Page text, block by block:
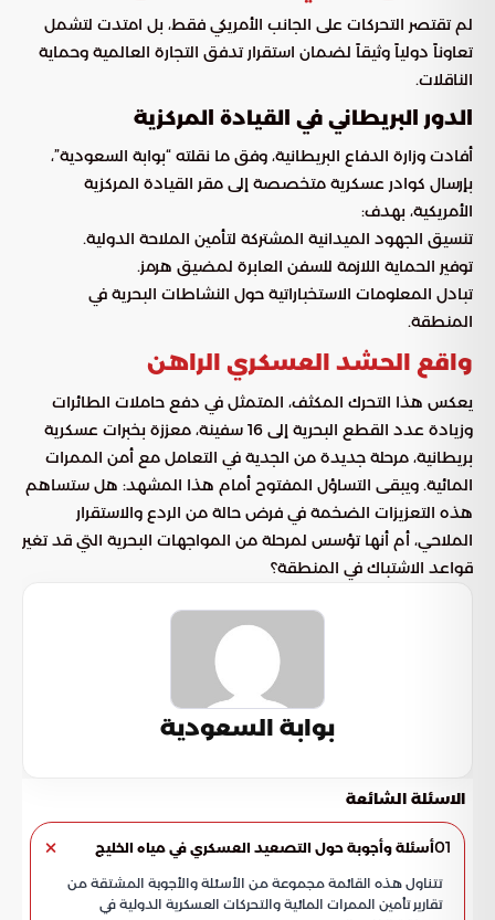
لم تقتصر التحركات على الجانب الأمريكي فقط، بل امتدت لتشمل
تعاوناً دولياً وثيقاً لضمان استقرار تدفق التجارة العالمية وحماية
الناقلات.
الدور البريطاني في القيادة المركزية
أفادت وزارة الدفاع البريطانية، وفق ما نقلته “بوابة السعودية”،
بإرسال كوادر عسكرية متخصصة إلى مقر القيادة المركزية
الأمريكية، بهدف:
تنسيق الجهود الميدانية المشتركة لتأمين الملاحة الدولية.
توفير الحماية اللازمة للسفن العابرة لمضيق هرمز.
تبادل المعلومات الاستخباراتية حول النشاطات البحرية في
المنطقة.
واقع الحشد العسكري الراهن
يعكس هذا التحرك المكثف، المتمثل في دفع حاملات الطائرات
وزيادة عدد القطع البحرية إلى 16 سفينة، معززة بخبرات عسكرية
بريطانية، مرحلة جديدة من الجدية في التعامل مع أمن الممرات
المائية. ويبقى التساؤل المفتوح أمام هذا المشهد: هل ستساهم
هذه التعزيزات الضخمة في فرض حالة من الردع والاستقرار
الملاحي، أم أنها تؤسس لمرحلة من المواجهات البحرية التي قد تغير
قواعد الاشتباك في المنطقة؟
بوابة السعودية
الاسئلة الشائعة
01أسئلة وأجوبة حول التصعيد العسكري في مياه الخليج
تتناول هذه القائمة مجموعة من الأسئلة والأجوبة المشتقة من
تقارير تأمين الممرات المائية والتحركات العسكرية الدولية في